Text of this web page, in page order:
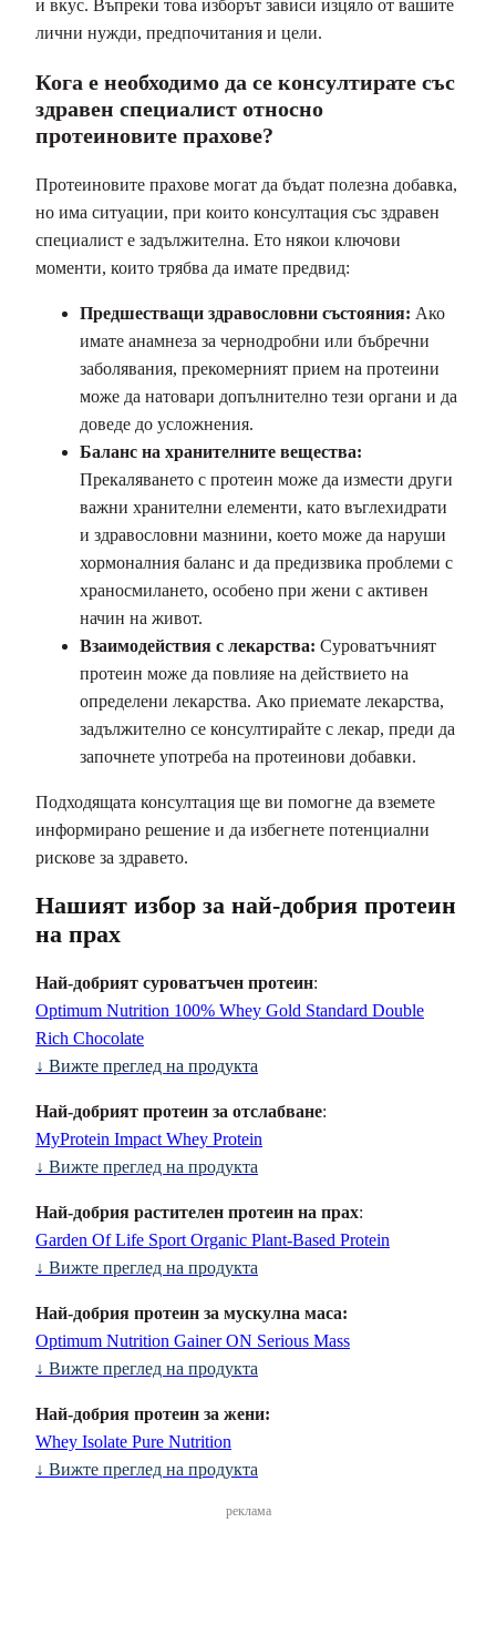
и вкус. Въпреки това изборът зависи изцяло от вашите
лични нужди, предпочитания и цели.
Кога е необходимо да се консултирате със
здравен специалист относно
протеиновите прахове?
Протеиновите прахове могат да бъдат полезна добавка,
но има ситуации, при които консултация със здравен
специалист е задължителна. Ето някои ключови
моменти, които трябва да имате предвид:
Предшестващи здравословни състояния: Ако
имате анамнеза за чернодробни или бъбречни
заболявания, прекомерният прием на протеини
може да натовари допълнително тези органи и да
доведе до усложнения.
Баланс на хранителните вещества:
Прекаляването с протеин може да измести други
важни хранителни елементи, като въглехидрати
и здравословни мазнини, което може да наруши
хормоналния баланс и да предизвика проблеми с
храносмилането, особено при жени с активен
начин на живот.
Взаимодействия с лекарства: Суроватъчният
протеин може да повлияе на действието на
определени лекарства. Ако приемате лекарства,
задължително се консултирайте с лекар, преди да
започнете употреба на протеинови добавки.
Подходящата консултация ще ви помогне да вземете
информирано решение и да избегнете потенциални
рискове за здравето.
Нашият избор за най-добрия протеин
на прах
Най-добрият суроватъчен протеин:
Optimum Nutrition 100% Whey Gold Standard Double
Rich Chocolate
↓ Вижте преглед на продукта
Най-добрият протеин за отслабване:
MyProtein Impact Whey Protein
↓ Вижте преглед на продукта
Най-добрия растителен протеин на прах:
Garden Of Life Sport Organic Plant-Based Protein
↓ Вижте преглед на продукта
Най-добрия протеин за мускулна маса:
Optimum Nutrition Gainer ON Serious Mass
↓ Вижте преглед на продукта
Най-добрия протеин за жени:
Whey Isolate Pure Nutrition
↓ Вижте преглед на продукта
реклама